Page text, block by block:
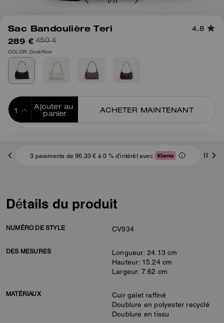
/
Sac Bandoulière Teri 4.8
289 € 450 €
COLOR: Doré/Noir
Ajouter au
panier
ACHETER MAINTENANT
3 paiements de 96,33 € à 0 % d'intérêt avec
Détails du produit
NUMÉRO DE STYLE CV934
DES MESURES
Longueur: 24.13 cm
Hauteur: 15.24 cm
Largeur: 7.62 cm
MATÉRIAUX
Cuir galet raffiné
Doublure en polyester recyclé
Doublure en tissu